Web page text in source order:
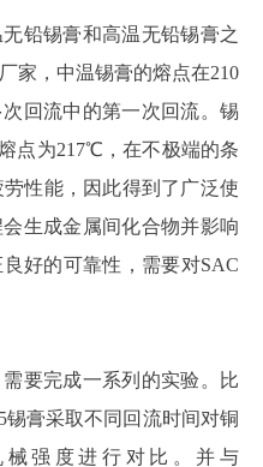
铅锡膏和高温无铅锡膏之
家，中温锡膏的熔点在210
回流中的第一次回流。锡
点为217℃，在不极端的条
性能，因此得到了广泛使
生成金属间化合物并影响
好的可靠性，需要对SAC
要完成一系列的实验。比
锡膏采取不同回流时间对铜
强度进行对比。并与